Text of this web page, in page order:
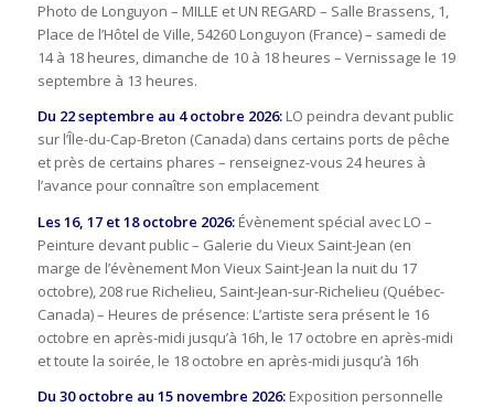
Photo de Longuyon – MILLE et UN REGARD – Salle Brassens, 1,
Place de l’Hôtel de Ville, 54260 Longuyon (France) – samedi de
14 à 18 heures, dimanche de 10 à 18 heures – Vernissage le 19
septembre à 13 heures.
Du 22 septembre au 4 octobre 2026:LO peindra devant public
sur l’Île-du-Cap-Breton (Canada) dans certains ports de pêche
et près de certains phares – renseignez-vous 24 heures à
l’avance pour connaître son emplacement
Les 16, 17 et 18 octobre 2026: Évènement spécial avec LO –
Peinture devant public – Galerie du Vieux Saint-Jean (en
marge de l’évènement Mon Vieux Saint-Jean la nuit du 17
octobre), 208 rue Richelieu, Saint-Jean-sur-Richelieu (Québec-
Canada) – Heures de présence: L’artiste sera présent le 16
octobre en après-midi jusqu’à 16h, le 17 octobre en après-midi
et toute la soirée, le 18 octobre en après-midi jusqu’à 16h
Du 30 octobre au 15 novembre 2026: Exposition personnelle